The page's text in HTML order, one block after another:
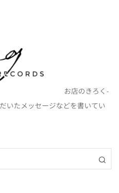
お店のきろく-
いたメッセージなどを書いてい